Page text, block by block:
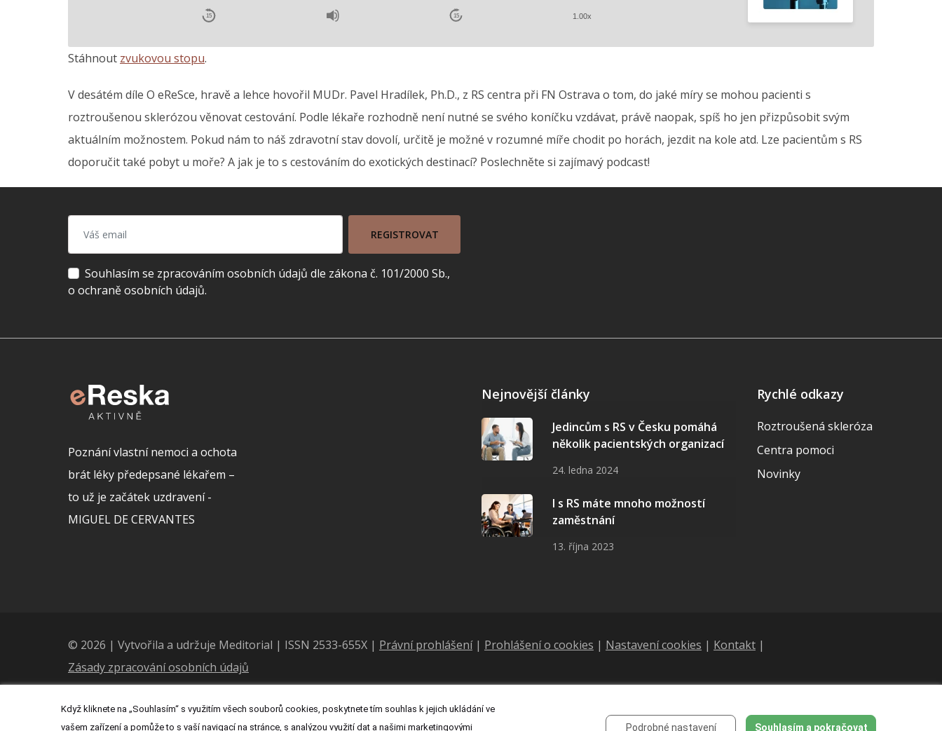
15 15 1.00x
Stáhnout zvukovou stopu.
V desátém díle O eReSce, hravě a lehce hovořil MUDr. Pavel Hradílek, Ph.D., z RS centra při FN Ostrava o tom, do jaké míry se mohou pacienti s
roztroušenou sklerózou věnovat cestování. Podle lékaře rozhodně není nutné se svého koníčku vzdávat, právě naopak, spíš ho jen přizpůsobit svým
aktuálním možnostem. Pokud nám to náš zdravotní stav dovolí, určitě je možné v rozumné míře chodit po horách, jezdit na kole atd. Lze pacientům s RS
doporučit také pobyt u moře? A jak je to s cestováním do exotických destinací? Poslechněte si zajímavý podcast!
REGISTROVAT
Souhlasím se zpracováním osobních údajů dle zákona č. 101/2000 Sb.,
o ochraně osobních údajů.
Poznání vlastní nemoci a ochota
brát léky předepsané lékařem –
to už je začátek uzdravení -
MIGUEL DE CERVANTES
Nejnovější články
Jedincům s RS v Česku pomáhá
několik pacientských organizací
24. ledna 2024
I s RS máte mnoho možností
zaměstnání
13. října 2023
Rychlé odkazy
Roztroušená skleróza
Centra pomoci
Novinky
© 2026 | Vytvořila a udržuje Meditorial | ISSN 2533-655X | Právní prohlášení| Prohlášení o cookies | Nastavení cookies | Kontakt |
Zásady zpracování osobních údajů
Když kliknete na „Souhlasím“ s využitím všech souborů cookies, poskytnete tím souhlas k jejich ukládání ve
vašem zařízení a pomůže to s vaší navigací na stránce, s analýzou využití dat a našimi marketingovými
Podrobné nastavení Souhlasím a pokračovat